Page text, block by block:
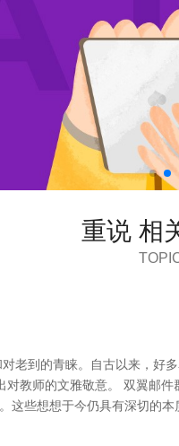
重说 相
老到的青睐。自古以来，好
教师的文雅敬意。 双翼邮
这些想想于今仍具有深切的